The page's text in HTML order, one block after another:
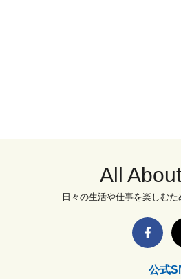
All
日々の生活や仕事を楽しむた
公式